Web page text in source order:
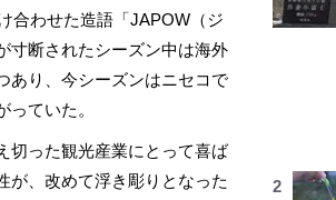
合わせた造語「JAPOW（ジ
寸断されたシーズン中は海外
あり、今シーズンはニセコで
ていた。
切った観光産業にとって喜ば
が、改めて浮き彫りとなった